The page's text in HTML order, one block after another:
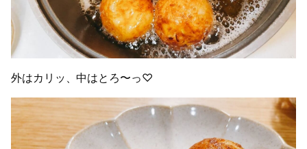
外はカリッ、中はとろ〜っ♡